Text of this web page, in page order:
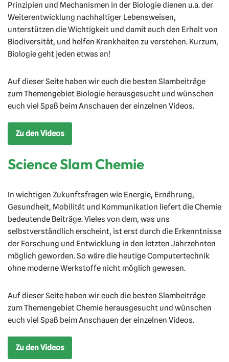
Prinzipien und Mechanismen in der Biologie dienen u.a. der
Weiterentwicklung nachhaltiger Lebensweisen,
unterstützen die Wichtigkeit und damit auch den Erhalt von
Biodiversität, und helfen Krankheiten zu verstehen. Kurzum,
Biologie geht jeden etwas an!
Auf dieser Seite haben wir euch die besten Slambeiträge
zum Themengebiet Biologie herausgesucht und wünschen
euch viel Spaß beim Anschauen der einzelnen Videos.
Zu den Videos
Science Slam Chemie
In wichtigen Zukunftsfragen wie Energie, Ernährung,
Gesundheit, Mobilität und Kommunikation liefert die Chemie
bedeutende Beiträge. Vieles von dem, was uns
selbstverständlich erscheint, ist erst durch die Erkenntnisse
der Forschung und Entwicklung in den letzten Jahrzehnten
möglich geworden. So wäre die heutige Computertechnik
ohne moderne Werkstoffe nicht möglich gewesen.
Auf dieser Seite haben wir euch die besten Slambeiträge
zum Themengebiet Chemie herausgesucht und wünschen
euch viel Spaß beim Anschauen der einzelnen Videos.
Zu den Videos